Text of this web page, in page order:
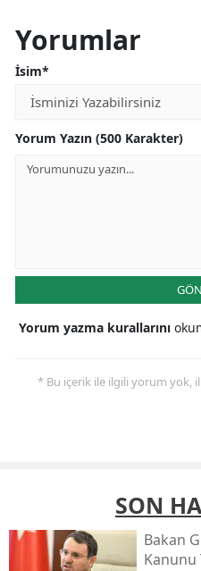
Yorumlar
İsim*
Yorum Yazın (500 Karakter)
Yorum yazma kurallarını
* Bu içerik ile ilgili yorum yok,
SON
Bakan
Kanunu